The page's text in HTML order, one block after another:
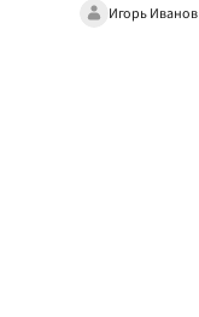
Игорь Иванов